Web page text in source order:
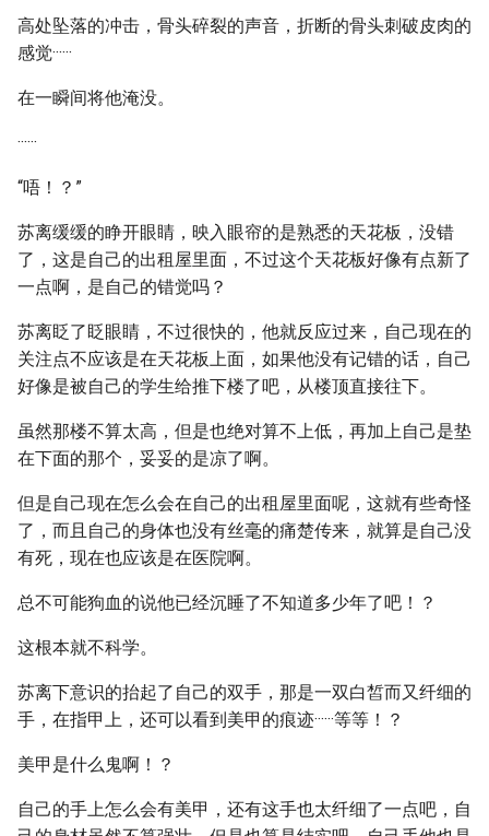
高处坠落的冲击，骨头碎裂的声音，折断的骨头刺破皮肉的
感觉······
在一瞬间将他淹没。
······
“唔！？”
苏离缓缓的睁开眼睛，映入眼帘的是熟悉的天花板，没错
了，这是自己的出租屋里面，不过这个天花板好像有点新了
一点啊，是自己的错觉吗？
苏离眨了眨眼睛，不过很快的，他就反应过来，自己现在的
关注点不应该是在天花板上面，如果他没有记错的话，自己
好像是被自己的学生给推下楼了吧，从楼顶直接往下。
虽然那楼不算太高，但是也绝对算不上低，再加上自己是垫
在下面的那个，妥妥的是凉了啊。
但是自己现在怎么会在自己的出租屋里面呢，这就有些奇怪
了，而且自己的身体也没有丝毫的痛楚传来，就算是自己没
有死，现在也应该是在医院啊。
总不可能狗血的说他已经沉睡了不知道多少年了吧！？
这根本就不科学。
苏离下意识的抬起了自己的双手，那是一双白皙而又纤细的
手，在指甲上，还可以看到美甲的痕迹······等等！？
美甲是什么鬼啊！？
自己的手上怎么会有美甲，还有这手也太纤细了一点吧，自